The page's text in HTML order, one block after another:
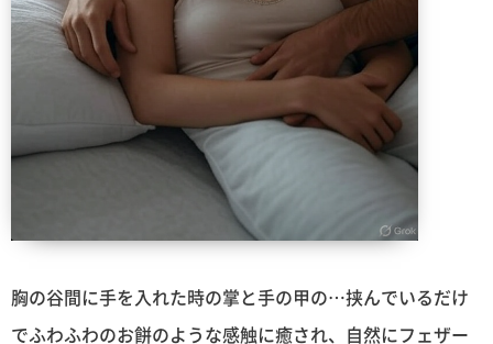
胸の谷間に手を入れた時の掌と手の甲の…挟んでいるだけ
でふわふわのお餅のような感触に癒され、自然にフェザー